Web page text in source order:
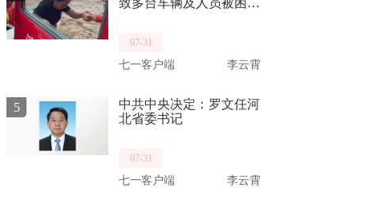
致多台车辆及人员被困
07-31
七一客户端 李云霄
5
中共中央决定：罗文任河
北省委书记
07-31
七一客户端 李云霄